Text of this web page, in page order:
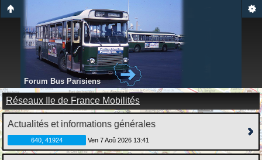
Forum Bus Parisiens
Réseaux Ile de France Mobilités
Actualités et informations générales
640, 41924 Ven 7 Aoû 2026 13:41